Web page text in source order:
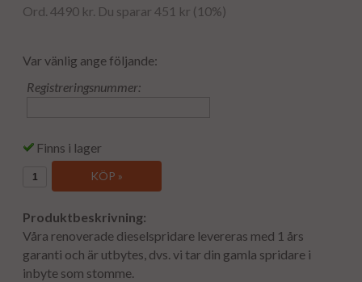
Ord. 4490 kr. Du sparar 451 kr (10%)
Var vänlig ange följande:
Registreringsnummer:
Finns i lager
KÖP »
Produktbeskrivning:
Våra renoverade dieselspridare levereras med 1 års
garanti och är utbytes, dvs. vi tar din gamla spridare i
inbyte som stomme.